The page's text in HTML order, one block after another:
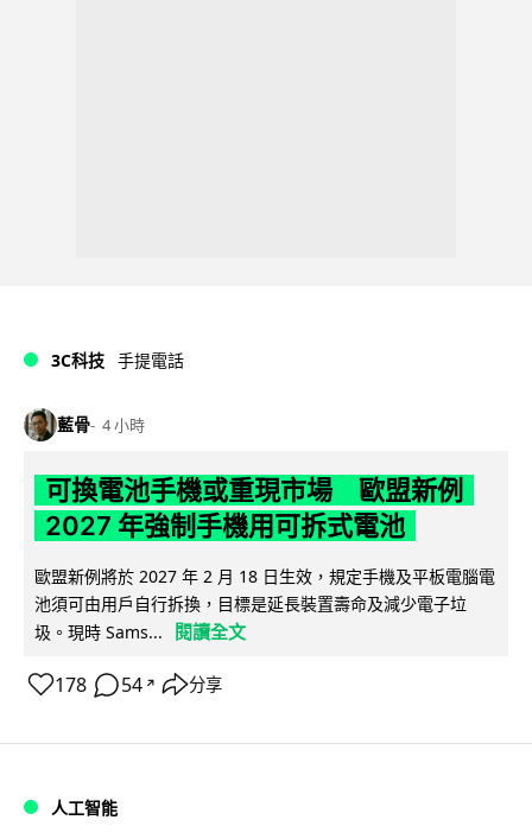
3C科技 手提電話
藍骨 4 小時
可換電池手機或重現市場 歐盟新例
2027 年強制手機用可拆式電池
歐盟新例將於 2027 年 2 月 18 日生效，規定手機及平板電腦電
池須可由用戶自行拆換，目標是延長裝置壽命及減少電子垃
圾。現時 Sams...
閱讀全文
178 54 ↗ 分享
人工智能